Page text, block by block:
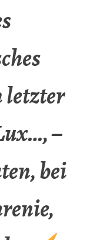
letzter
–
bei